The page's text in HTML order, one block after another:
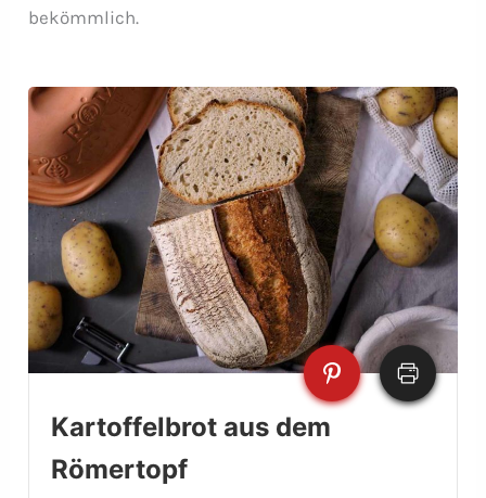
bekömmlich.
Kartoffelbrot aus dem
Römertopf